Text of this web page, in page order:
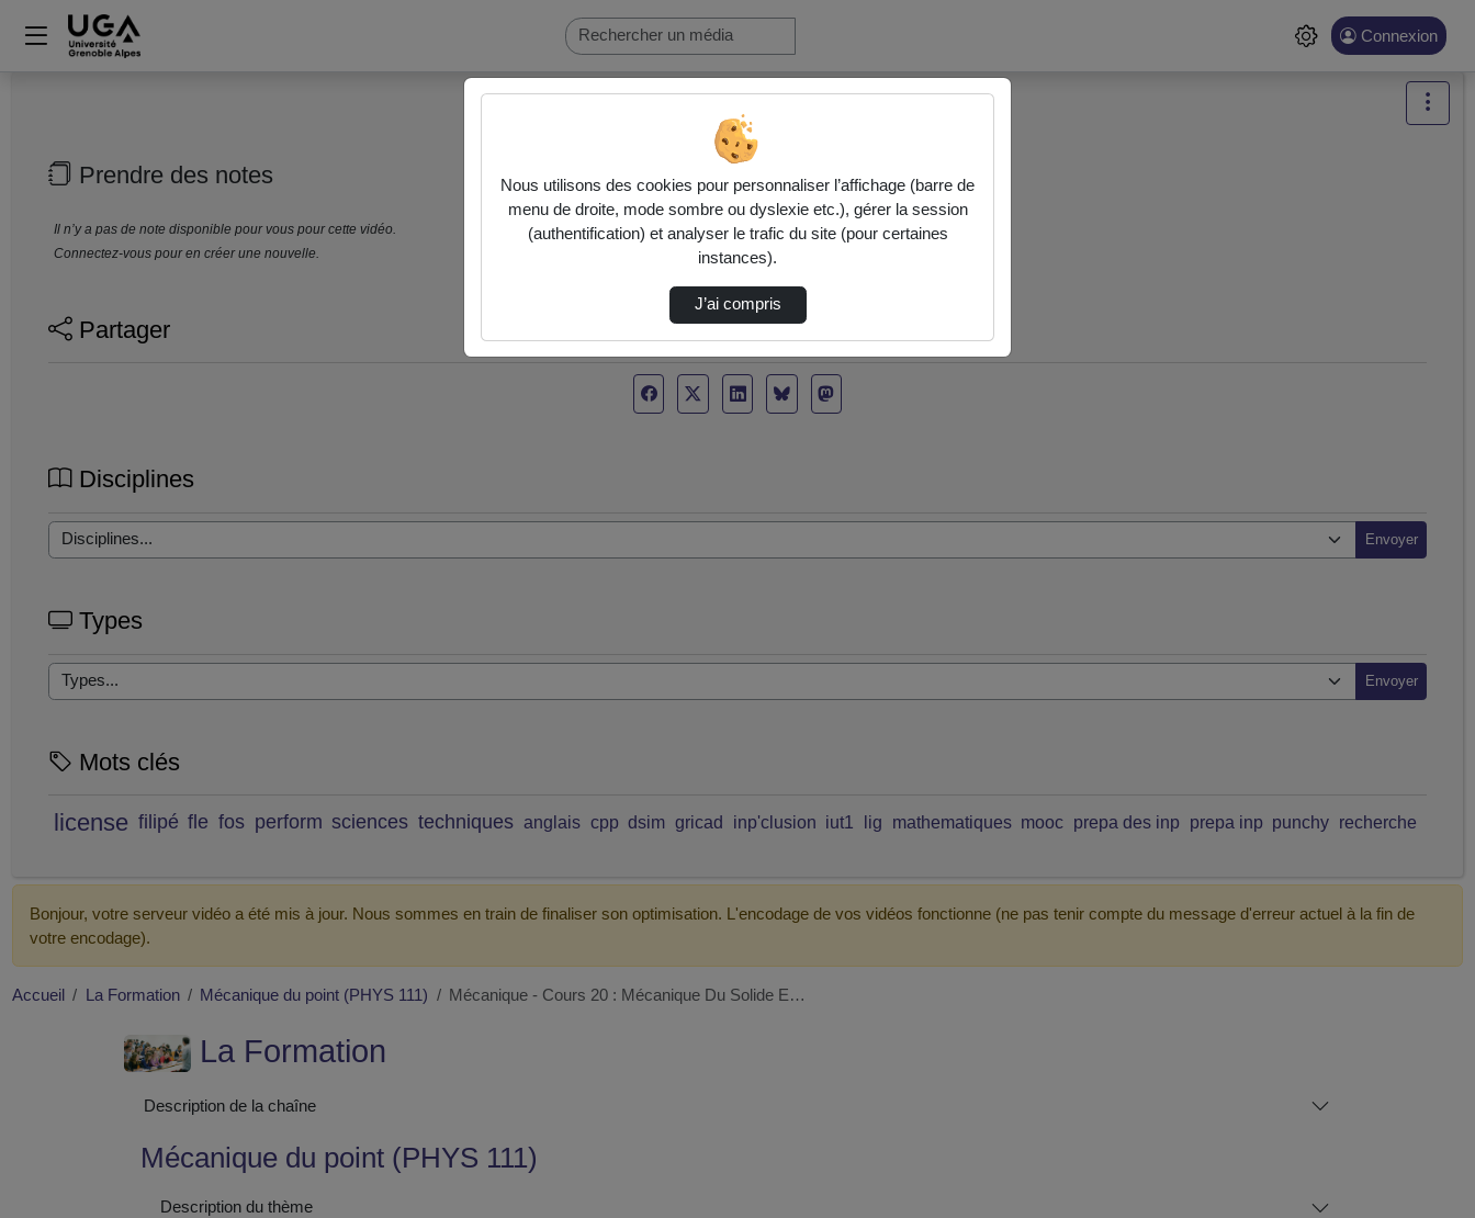
Connexion
Prendre des notes
Il n’y a pas de note disponible pour vous pour cette vidéo.
Connectez-vous pour en créer une nouvelle.
Partager
Disciplines
Types
Mots clés
license filipé fle fos perform sciences techniques anglais cpp dsim gricad inp'clusion iut1 lig mathematiques mooc prepa des inp prepa inp punchy recherche
Bonjour, votre serveur vidéo a été mis à jour. Nous sommes en train de finaliser son optimisation. L'encodage de vos vidéos fonctionne (ne pas tenir compte du message d'erreur actuel à la fin de
votre encodage).
Accueil La Formation Mécanique du point (PHYS 111) Mécanique - Cours 20 : Mécanique Du Solide E…
La Formation
Description de la chaîne
Mécanique du point (PHYS 111)
Description du thème
Nous utilisons des cookies pour personnaliser l’affichage (barre de
menu de droite, mode sombre ou dyslexie etc.), gérer la session
(authentification) et analyser le trafic du site (pour certaines
instances).
J’ai compris